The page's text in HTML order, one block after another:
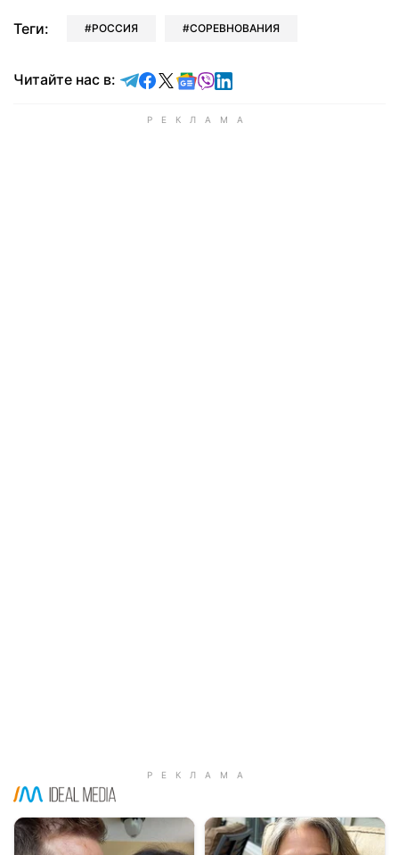
Теги: РОССИЯ СОРЕВНОВАНИЯ
Читайте нас в: Читайте в Telegram
Читайте в Facebook
Читайте в X
Читайте в Google news
Читайте в Viber
Читайте в LinkedIn